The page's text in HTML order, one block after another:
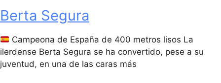
Berta Segura
Campeona de España de 400 metros lisos La
ilerdense Berta Segura se ha convertido, pese a su
juventud, en una de las caras más